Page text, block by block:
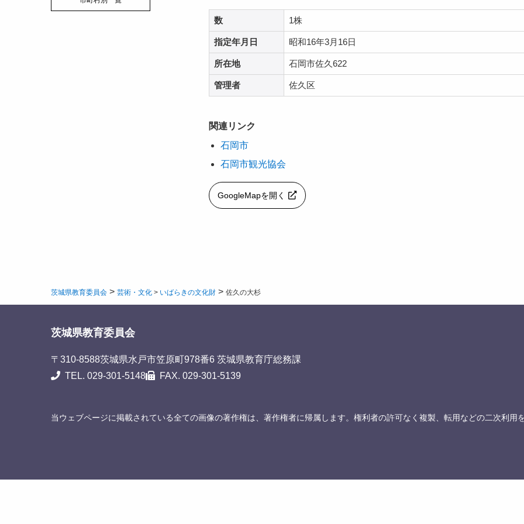
数 1株
指定年月日 昭和16年3月16日
所在地 石岡市佐久622
管理者 佐久区
関連リンク
石岡市
石岡市観光協会
GoogleMapを開く
茨城県教育委員会 > 芸術・文化 > いばらきの文化財 > 佐久の大杉
茨城県教育委員会
〒310-8588茨城県水戸市笠原町978番6 茨城県教育庁総務課
TEL. 029-301-5148
FAX. 029-301-5139
当ウェブページに掲載されている全ての画像の著作権は、著作権者に帰属します。権利者の許可なく複製、転用などの二次利用